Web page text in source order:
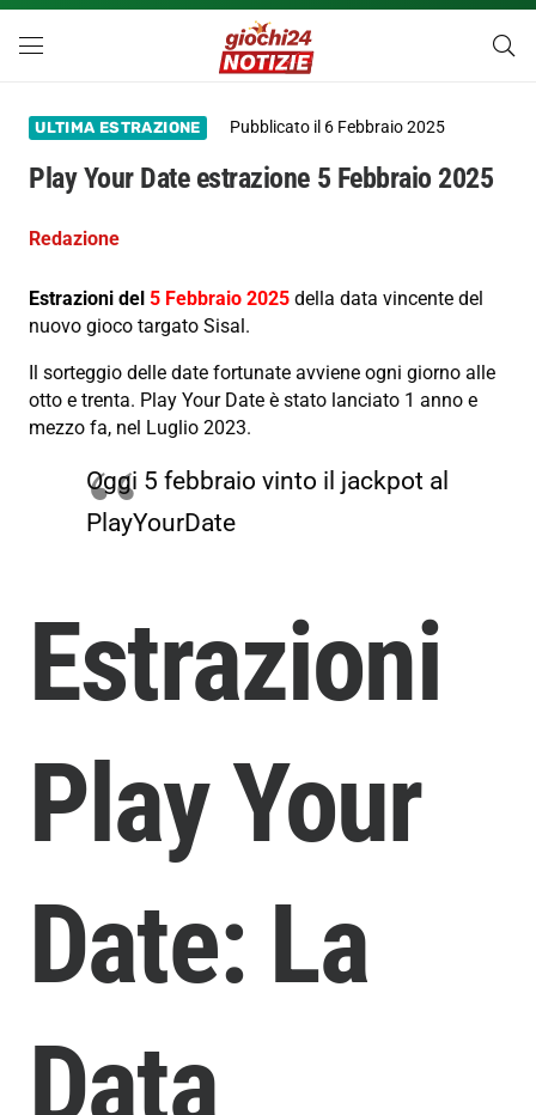
ULTIMA ESTRAZIONE Pubblicato il 6 Febbraio 2025
Play Your Date estrazione 5 Febbraio 2025
Redazione
Estrazioni del 5 Febbraio 2025 della data vincente del
nuovo gioco targato Sisal.
Il sorteggio delle date fortunate avviene ogni giorno alle
otto e trenta. Play Your Date è stato lanciato 1 anno e
mezzo fa, nel Luglio 2023.
Oggi 5 febbraio vinto il jackpot al
PlayYourDate
Estrazioni
Play Your
Date: La
Data